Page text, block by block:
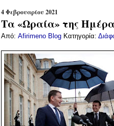
4 Φεβρουαρίου 2021
Τα «Ωραία» της
Από: Afirimeno Blog Κατηγορία: